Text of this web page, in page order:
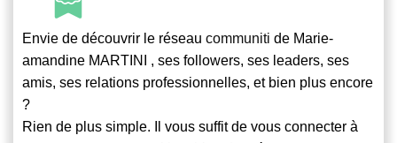
Envie de découvrir le réseau communiti de Marie-
amandine MARTINI , ses followers, ses leaders, ses
amis, ses relations professionnelles, et bien plus encore
?
Rien de plus simple. Il vous suffit de vous connecter à